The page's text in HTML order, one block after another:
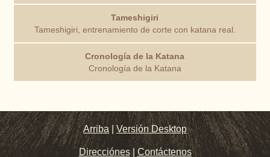
Tameshigiri
Tameshigiri, entrenamiento de corte con katana real.
Cronología de la Katana
Cronología de la Katana
Arriba |Versión Desktop
Direcciónes| Contáctenos